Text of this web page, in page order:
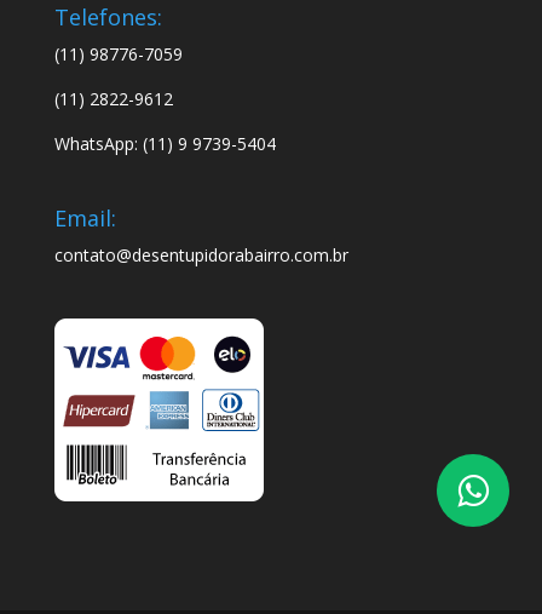
Telefones:
(11) 98776-7059
(11) 2822-9612
WhatsApp: (11) 9 9739-5404
Email:
contato@desentupidorabairro.com.br